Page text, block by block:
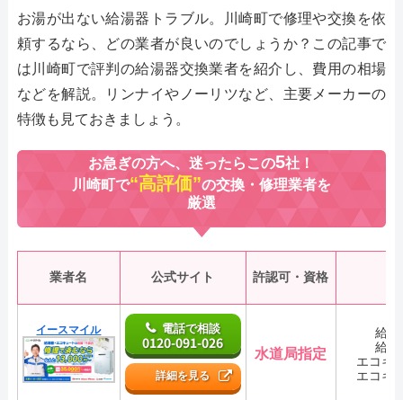
お湯が出ない給湯器トラブル。川崎町で修理や交換を依
頼するなら、どの業者が良いのでしょうか？この記事で
は川崎町で評判の給湯器交換業者を紹介し、費用の相場
などを解説。リンナイやノーリツなど、主要メーカーの
特徴も見ておきましょう。
お急ぎの方へ、迷ったらこの5社！
川崎町で“高評価”の交換・修理業者を
厳選
業者名 公式サイト 許認可・資格
イースマイル 電話で相談
0120-091-026
詳細を見る
水道局指定
給
給
エコキ
エコキ